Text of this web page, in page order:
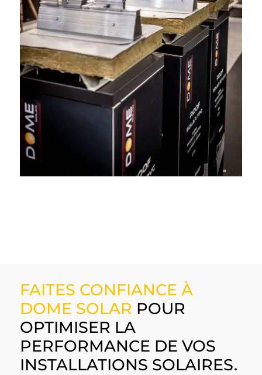
FAITES CONFIANCE À
DOME SOLAR POUR
OPTIMISER LA
PERFORMANCE DE VOS
INSTALLATIONS SOLAIRES.